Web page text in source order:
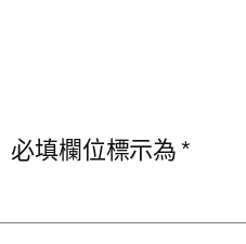
必填欄位標示為*